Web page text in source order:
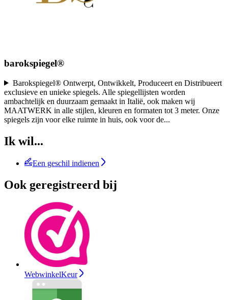
barokspiegel®
Barokspiegel® Ontwerpt, Ontwikkelt, Produceert en Distribueert
exclusieve en unieke spiegels. Alle spiegellijsten worden
ambachtelijk en duurzaam gemaakt in Italië, ook maken wij
MAATWERK in alle stijlen, kleuren en formaten tot 3 meter. Onze
spiegels zijn voor elke ruimte in huis, ook voor de...
Ik wil...
Een geschil indienen
Ook geregistreerd bij
WebwinkelKeur